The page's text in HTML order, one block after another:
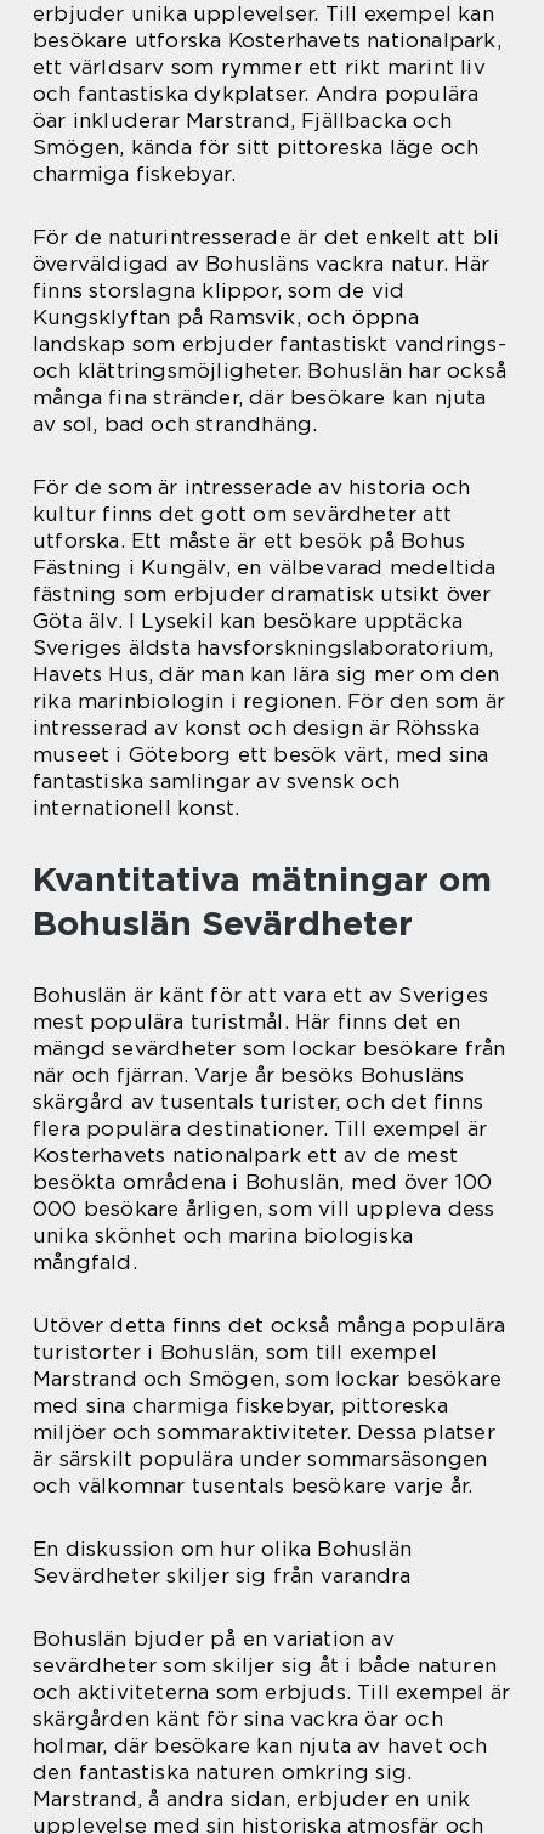
erbjuder unika upplevelser. Till exempel kan
besökare utforska Kosterhavets nationalpark,
ett världsarv som rymmer ett rikt marint liv
och fantastiska dykplatser. Andra populära
öar inkluderar Marstrand, Fjällbacka och
Smögen, kända för sitt pittoreska läge och
charmiga fiskebyar.
För de naturintresserade är det enkelt att bli
överväldigad av Bohusläns vackra natur. Här
finns storslagna klippor, som de vid
Kungsklyftan på Ramsvik, och öppna
landskap som erbjuder fantastiskt vandrings-
och klättringsmöjligheter. Bohuslän har också
många fina stränder, där besökare kan njuta
av sol, bad och strandhäng.
För de som är intresserade av historia och
kultur finns det gott om sevärdheter att
utforska. Ett måste är ett besök på Bohus
Fästning i Kungälv, en välbevarad medeltida
fästning som erbjuder dramatisk utsikt över
Göta älv. I Lysekil kan besökare upptäcka
Sveriges äldsta havsforskningslaboratorium,
Havets Hus, där man kan lära sig mer om den
rika marinbiologin i regionen. För den som är
intresserad av konst och design är Röhsska
museet i Göteborg ett besök värt, med sina
fantastiska samlingar av svensk och
internationell konst.
Kvantitativa mätningar om
Bohuslän Sevärdheter
Bohuslän är känt för att vara ett av Sveriges
mest populära turistmål. Här finns det en
mängd sevärdheter som lockar besökare från
när och fjärran. Varje år besöks Bohusläns
skärgård av tusentals turister, och det finns
flera populära destinationer. Till exempel är
Kosterhavets nationalpark ett av de mest
besökta områdena i Bohuslän, med över 100
000 besökare årligen, som vill uppleva dess
unika skönhet och marina biologiska
mångfald.
Utöver detta finns det också många populära
turistorter i Bohuslän, som till exempel
Marstrand och Smögen, som lockar besökare
med sina charmiga fiskebyar, pittoreska
miljöer och sommaraktiviteter. Dessa platser
är särskilt populära under sommarsäsongen
och välkomnar tusentals besökare varje år.
En diskussion om hur olika Bohuslän
Sevärdheter skiljer sig från varandra
Bohuslän bjuder på en variation av
sevärdheter som skiljer sig åt i både naturen
och aktiviteterna som erbjuds. Till exempel är
skärgården känt för sina vackra öar och
holmar, där besökare kan njuta av havet och
den fantastiska naturen omkring sig.
Marstrand, å andra sidan, erbjuder en unik
upplevelse med sin historiska atmosfär och